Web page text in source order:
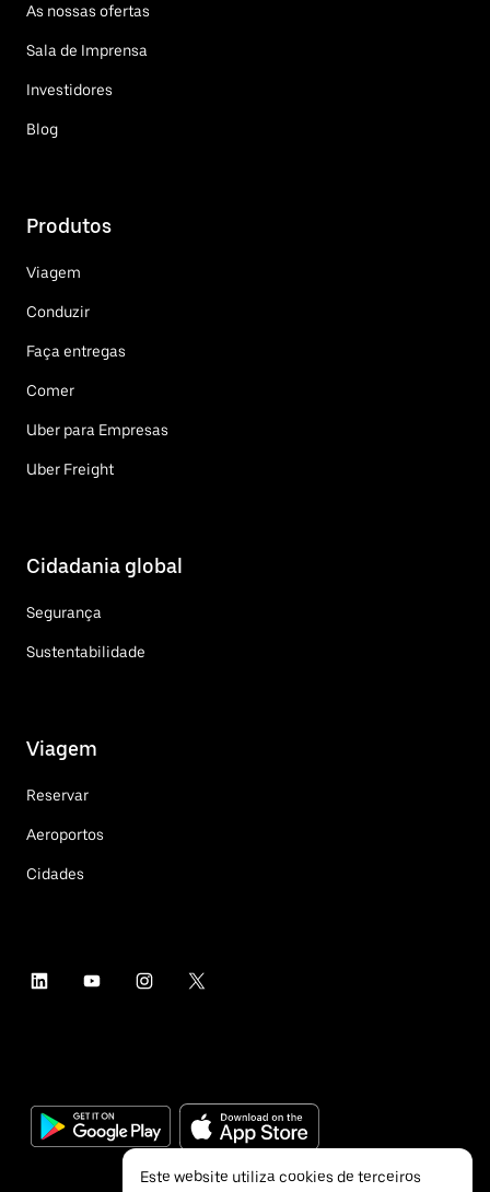
As nossas ofertas
Sala de Imprensa
Investidores
Blog
Produtos
Viagem
Conduzir
Faça entregas
Comer
Uber para Empresas
Uber Freight
Cidadania global
Segurança
Sustentabilidade
Viagem
Reservar
Aeroportos
Cidades
Este website utiliza cookies de terceiros